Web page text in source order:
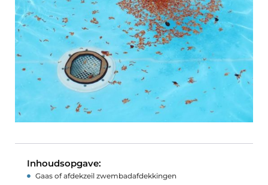
Inhoudsopgave:
Gaas of afdekzeil zwembadafdekkingen